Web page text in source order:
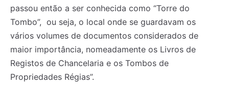
passou então a ser conhecida como “Torre do
Tombo”, ou seja, o local onde se guardavam os
vários volumes de documentos considerados de
maior importância, nomeadamente os Livros de
Registos de Chancelaria e os Tombos de
Propriedades Régias”.